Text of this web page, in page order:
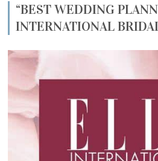
“BEST WEDDING
INTERNATIONAL